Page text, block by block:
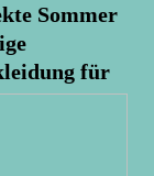
Sommer
für